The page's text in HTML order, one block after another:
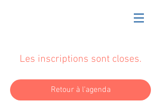
Les inscriptions sont closes.
Retour à l'agenda